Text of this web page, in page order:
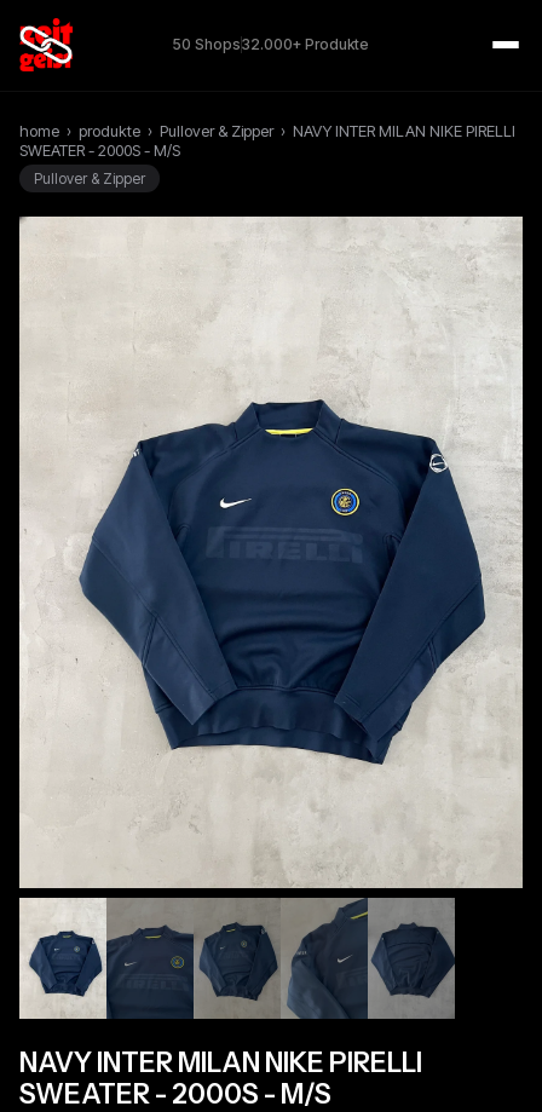
50 Shops32.000+ Produkte
home › produkte › Pullover & Zipper › NAVY INTER MILAN NIKE PIRELLI
SWEATER - 2000S - M/S
Pullover & Zipper
NAVY INTER MILAN NIKE PIRELLI
SWEATER - 2000S - M/S